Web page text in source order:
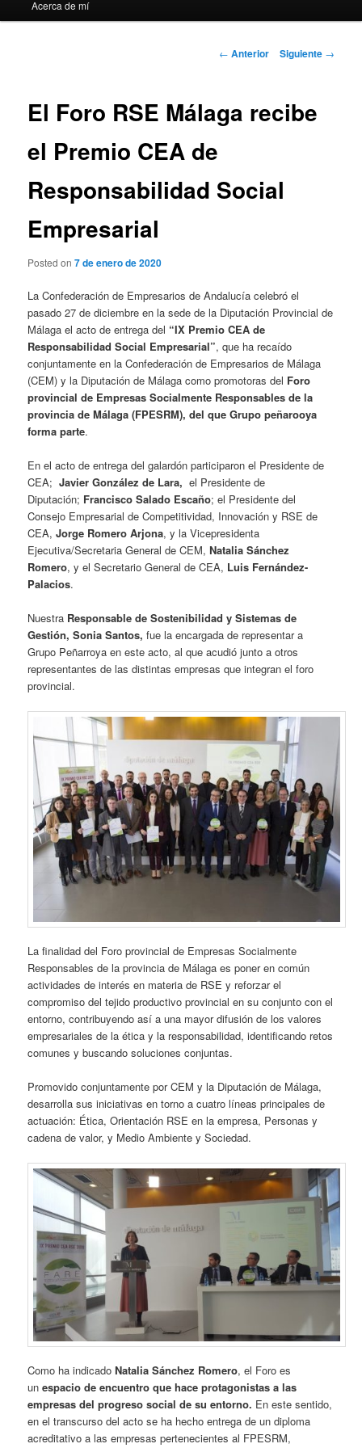
Acerca de mí
Navegación
← Anterior Siguiente →
El Foro RSE Málaga recibe
el Premio CEA de
Responsabilidad Social
Empresarial
Posted on7 de enero de 2020
La Confederación de Empresarios de Andalucía celebró el
pasado 27 de diciembre en la sede de la Diputación Provincial de
Málaga el acto de entrega del “IX Premio CEA de
Responsabilidad Social Empresarial”, que ha recaído
conjuntamente en la Confederación de Empresarios de Málaga
(CEM) y la Diputación de Málaga como promotoras del Foro
provincial de Empresas Socialmente Responsables de la
provincia de Málaga (FPESRM), del que Grupo peñarooya
forma parte.
En el acto de entrega del galardón participaron el Presidente de
CEA;Javier González de Lara, el Presidente de
Diputación; Francisco Salado Escaño; el Presidente del
Consejo Empresarial de Competitividad, Innovación y RSE de
CEA,Jorge Romero Arjona, y la Vicepresidenta
Ejecutiva/Secretaria General de CEM,Natalia Sánchez
Romero, y el Secretario General de CEA, Luis Fernández-
Palacios.
Nuestra Responsable de Sostenibilidad y Sistemas de
Gestión, Sonia Santos,fue la encargada de representar a
Grupo Peñarroya en este acto, al que acudió junto a otros
representantes de las distintas empresas que integran el foro
provincial.
La finalidad del Foro provincial de Empresas Socialmente
Responsables de la provincia de Málaga es poner en común
actividades de interés en materia de RSE y reforzar el
compromiso del tejido productivo provincial en su conjunto con el
entorno, contribuyendo así a una mayor difusión de los valores
empresariales de la ética y la responsabilidad, identificando retos
comunes y buscando soluciones conjuntas.
Promovido conjuntamente por CEM y la Diputación de Málaga,
desarrolla sus iniciativas en torno a cuatro líneas principales de
actuación: Ética, Orientación RSE en la empresa, Personas y
cadena de valor, y Medio Ambiente y Sociedad.
Como ha indicadoNatalia Sánchez Romero, el Foro es
un espacio de encuentro que hace protagonistas a las
empresas del progreso social de su entorno. En este sentido,
en el transcurso del acto se ha hecho entrega de un diploma
acreditativo a las empresas pertenecientes al FPESRM,